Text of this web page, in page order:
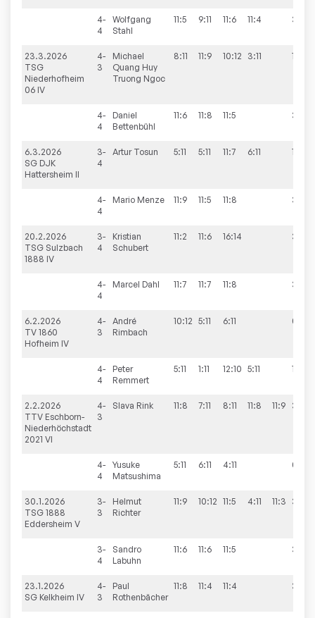
4-
4
Wolfgang
Stahl
11:5 9:11 11:6 11:4 3:1
23.3.2026
TSG
Niederhofheim
06 IV
4-
3
Michael
Quang Huy
Truong Ngoc
8:11 11:9 10:12 3:11 1:3
4-
4
Daniel
Bettenbühl
11:6 11:8 11:5 3:0
6.3.2026
SG DJK
Hattersheim II
3-
4
Artur Tosun 5:11 5:11 11:7 6:11 1:3
4-
4
Mario Menze 11:9 11:5 11:8 3:0
20.2.2026
TSG Sulzbach
1888 IV
3-
4
Kristian
Schubert
11:2 11:6 16:14 3:0
4-
4
Marcel Dahl 11:7 11:7 11:8 3:0
6.2.2026
TV 1860
Hofheim IV
4-
3
André
Rimbach
10:12 5:11 6:11 0:3
4-
4
Peter
Remmert
5:11 1:11 12:10 5:11 1:3
2.2.2026
TTV Eschborn-
Niederhöchstadt
2021 VI
4-
3
Slava Rink 11:8 7:11 8:11 11:8 11:9 3:2
4-
4
Yusuke
Matsushima
5:11 6:11 4:11 0:3
30.1.2026
TSG 1888
Eddersheim V
3-
3
Helmut
Richter
11:9 10:12 11:5 4:11 11:3 3:2
3-
4
Sandro
Labuhn
11:6 11:6 11:5 3:0
23.1.2026
SG Kelkheim IV
4-
3
Paul
Rothenbächer
11:8 11:4 11:4 3:0